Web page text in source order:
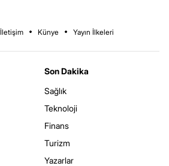
İletişim Künye Yayın İlkeleri
Son Dakika
Sağlık
Teknoloji
Finans
Turizm
Yazarlar